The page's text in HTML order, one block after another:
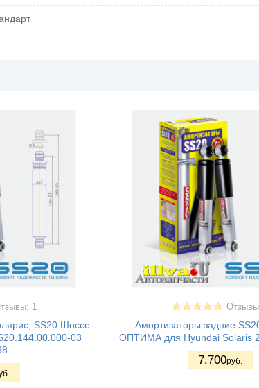
1
SS20 Шоссе
03
Амортизаторы задние
ОПТИМА для Hyundai Solaris
7.700руб.